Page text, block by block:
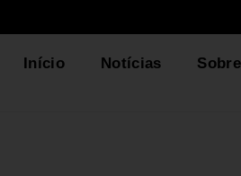
Início Notícias Sobre